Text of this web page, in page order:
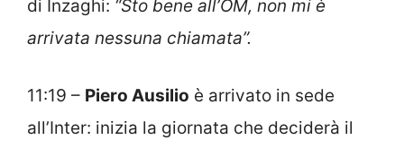
di Inzaghi: “Sto bene all’OM, non mi è
arrivata nessuna chiamata”.
11:19 – Piero Ausilio è arrivato in sede
all’Inter: inizia la giornata che deciderà il